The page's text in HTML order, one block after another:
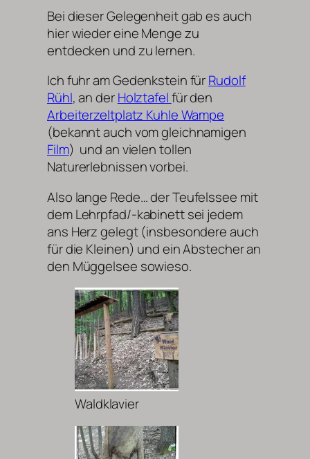
Bei dieser Gelegenheit gab es auch
hier wieder eine Menge zu
entdecken und zu lernen.
Ich fuhr am Gedenkstein fürRudolf
Rühl, an derHolztafelfür den
Arbeiterzeltplatz Kuhle Wampe
(bekannt auch vom gleichnamigen
Film) und an vielen tollen
Naturerlebnissen vorbei.
Also lange Rede… der Teufelssee mit
dem Lehrpfad/-kabinett sei jedem
ans Herz gelegt (insbesondere auch
für die Kleinen) und ein Abstecher an
den Müggelsee sowieso.
Waldklavier